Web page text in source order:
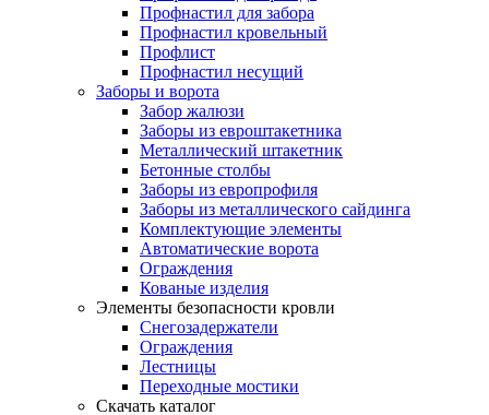
Профнастил для забора
Профнастил кровельный
Профлист
Профнастил несущий
Заборы и ворота
Забор жалюзи
Заборы из евроштакетника
Металлический штакетник
Бетонные столбы
Заборы из европрофиля
Заборы из металлического сайдинга
Комплектующие элементы
Автоматические ворота
Ограждения
Кованые изделия
Элементы безопасности кровли
Снегозадержатели
Ограждения
Лестницы
Переходные мостики
Скачать каталог